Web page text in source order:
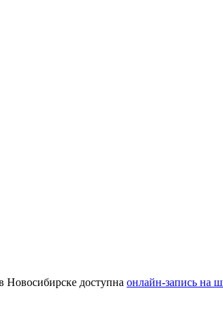
Новосибирске доступна онлайн-запись на